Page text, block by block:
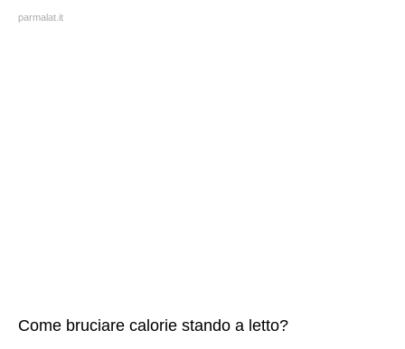
parmalat.it
Come bruciare calorie stando a letto?